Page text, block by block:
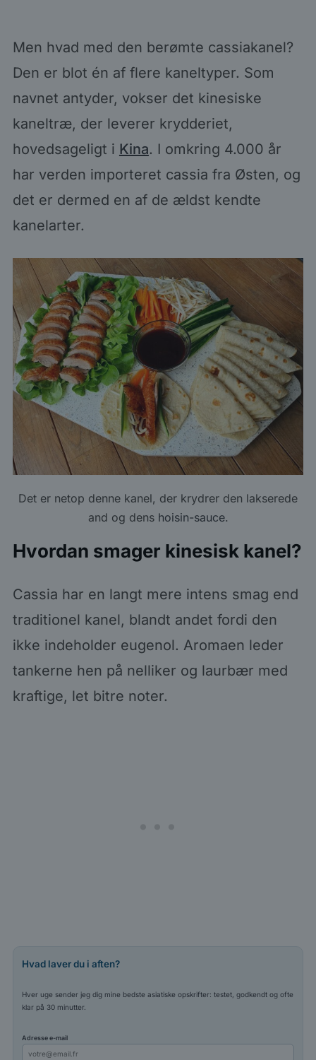
Men hvad med den berømte cassiakanel?
Den er blot én af flere kaneltyper. Som
navnet antyder, vokser det kinesiske
kaneltræ, der leverer krydderiet,
hovedsageligt i Kina. I omkring 4.000 år
har verden importeret cassia fra Østen, og
det er dermed en af de ældst kendte
kanelarter.
Det er netop denne kanel, der krydrer den lakserede
and og dens hoisin-sauce.
Hvordan smager kinesisk kanel?
Cassia har en langt mere intens smag end
traditionel kanel, blandt andet fordi den
ikke indeholder eugenol. Aromaen leder
tankerne hen på nelliker og laurbær med
kraftige, let bitre noter.
Hvad laver du i aften?
Hver uge sender jeg dig mine bedste asiatiske opskrifter: testet, godkendt og ofte
klar på 30 minutter.
Adresse e-mail